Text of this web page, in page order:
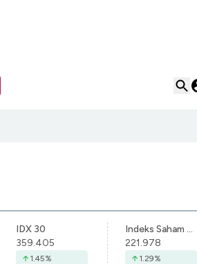
IDX 30
359.405
1.45%
Indeks Saham Syariah Indonesia
221.978
1.29%